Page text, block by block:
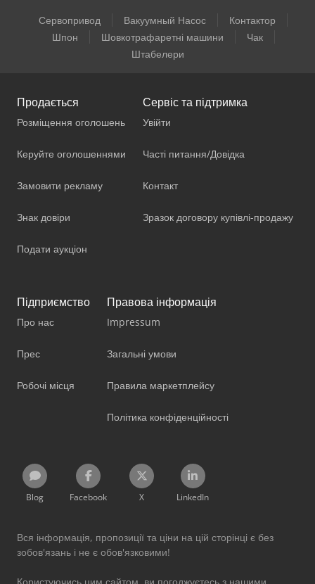
Сервопривод Вакуумный Насос
Контактор
Шпон
Шовкотрафаретні машини
Чак
Штабелери
Продається
Розміщення оголошень
Керуйте оголошеннями
Замовити рекламу
Знак довіри
Подати аукціон
Сервіс та підтримка
Увійти
Часті питання/Довідка
Контакт
Зразок договору купівлі-продажу
Підприємство
Про нас
Прес
Робочі місця
Правова інформація
Impressum
Загальні умови
Правила маркетплейсу
Політика конфіденційності
Blog Facebook X LinkedIn
Вся інформація, пропозиції та ціни на цій сторінці є без
зобов'язань і не є обов'язковими!